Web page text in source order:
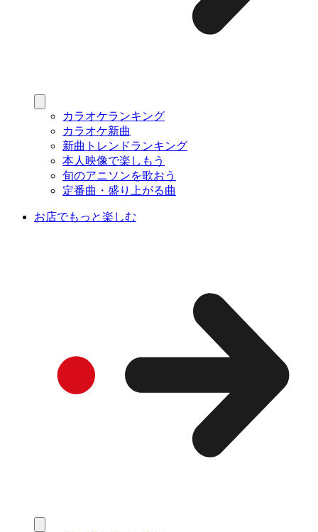
カラオケランキング
カラオケ新曲
新曲トレンドランキング
本人映像で楽しもう
旬のアニソンを歌おう
定番曲・盛り上がる曲
お店でもっと楽しむ